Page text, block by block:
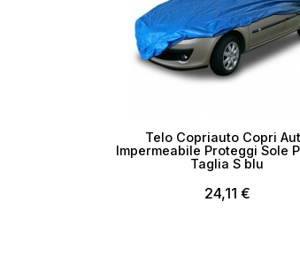
Telo Copriauto Copri
Impermeabile Proteggi Sole
Taglia S blu
24,11 €